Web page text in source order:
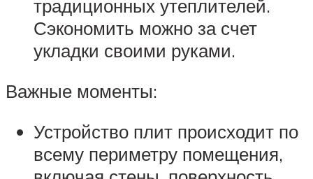
традиционных утеплителей.
Сэкономить можно за счет
укладки своими руками.
Важные моменты:
Устройство плит происходит по
всему периметру помещения,